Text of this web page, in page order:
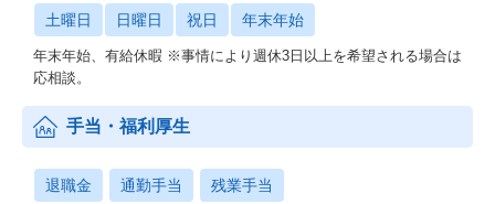
土曜日 日曜日 祝日 年末年始
年末年始、有給休暇 ※事情により週休3日以上を希望される場合は
応相談。
手当・福利厚生
退職金 通勤手当 残業手当